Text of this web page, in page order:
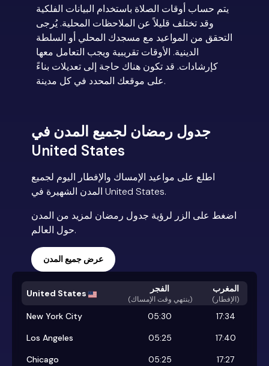
يتم حساب أوقات الصلاة باستخدام البيانات الفلكية
وقد تختلف قليلاً عن الملاحظات المحلية. يُرجى
التحقق من المواعيد مع مسجدك المحلي أو السلطة
الدينية. الأوقات تقريبية ويجب التعامل معها
كإرشادات. قد تكون هناك حاجة إلى تعديلات بناءً
على موقعك المحدد في كل مدينة.
جدول رمضان لجميع المدن في
United States
اطلع على مواعيد الإمساك والإفطار اليوم لجميع
المدن الشهيرة في United States.
اضغط على الزر لرؤية جدول رمضان لمزيد من المدن
حول العالم.
عرض جميع المدن
United States الفجر
(ينتهي وقت الإمساك)
المغرب
(الإفطار)
New York City 05:30
17:34
Los Angeles
05:25
17:40
Chicago
05:25
17:27